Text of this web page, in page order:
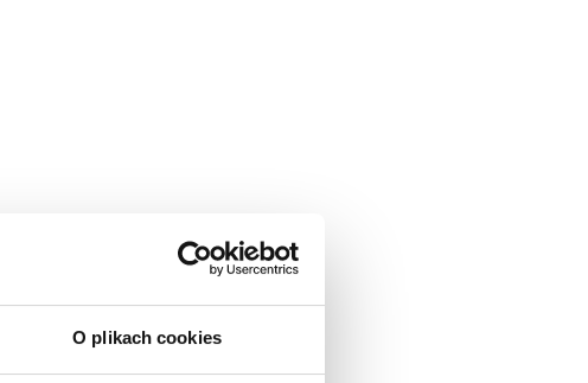
O plikach cookies